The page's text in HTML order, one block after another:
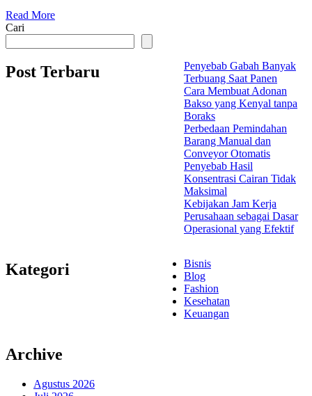
Read More
Cari
Post Terbaru
Penyebab Gabah Banyak
Terbuang Saat Panen
Cara Membuat Adonan
Bakso yang Kenyal tanpa
Boraks
Perbedaan Pemindahan
Barang Manual dan
Conveyor Otomatis
Penyebab Hasil
Konsentrasi Cairan Tidak
Maksimal
Kebijakan Jam Kerja
Perusahaan sebagai Dasar
Operasional yang Efektif
Kategori
Bisnis
Blog
Fashion
Kesehatan
Keuangan
Archive
Agustus 2026